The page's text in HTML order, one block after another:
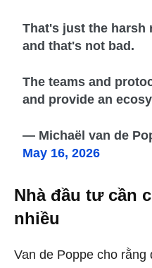
That's just the harsh
and that's not bad.
The teams and
and provide an
— Michaël van de
May 16, 2026
Nhà đầu tư cần
nhiều
Van de Poppe cho